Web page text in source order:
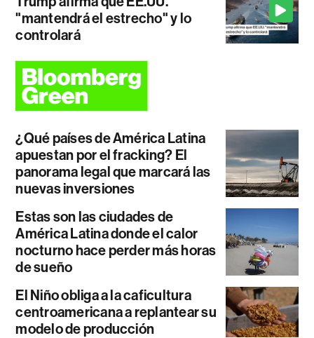
"mantendrá el estrecho" y lo
controlará
¿Qué países de América Latina
apuestan por el fracking? El
panorama legal que marcará las
nuevas inversiones
Estas son las ciudades de
América Latina donde el calor
nocturno hace perder más horas
de sueño
El Niño obliga a la caficultura
centroamericana a replantear su
modelo de producción